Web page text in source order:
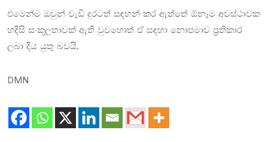
එමෙන්ම ඔවුන් වැඩි දුරටත් සඳහන් කර ඇත්තේ ඕනෑම අවස්ථාවක
හදිසි සංකූලතාවක් ඇති වුවහොත් ඒ සඳහා නොපමාව ප්‍රතිකාර
ලබා දිය යුතු බවයි.
DMN